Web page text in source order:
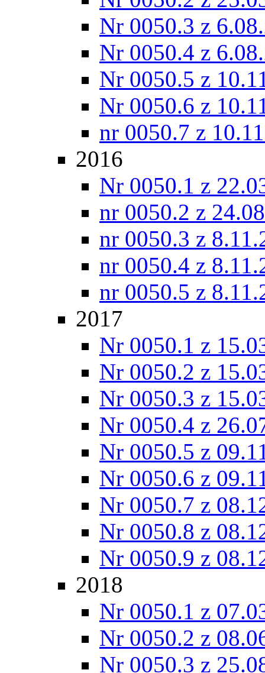
Nr 0050.3 z
Nr 0050.4 z
Nr 0050.5 z
Nr 0050.6 z
nr 0050.7 z
2016
Nr 0050.1 z
nr 0050.2 z
nr 0050.3 z
nr 0050.4 z
nr 0050.5 z
2017
Nr 0050.1 z
Nr 0050.2 z
Nr 0050.3 z
Nr 0050.4 z
Nr 0050.5 z
Nr 0050.6 z
Nr 0050.7 z
Nr 0050.8 z
Nr 0050.9 z
2018
Nr 0050.1 z
Nr 0050.2 z
Nr 0050.3 z